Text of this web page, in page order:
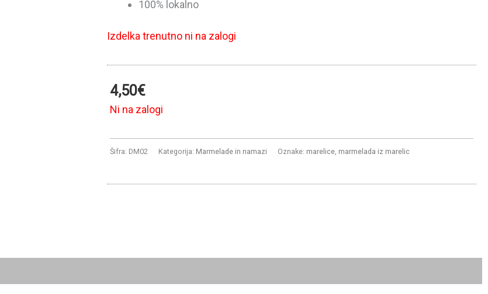
100% lokalno
Izdelka trenutno ni na zalogi
4,50€
Ni na zalogi
Šifra: DM02 Kategorija: Marmelade in namazi Oznake: marelice, marmelada iz marelic